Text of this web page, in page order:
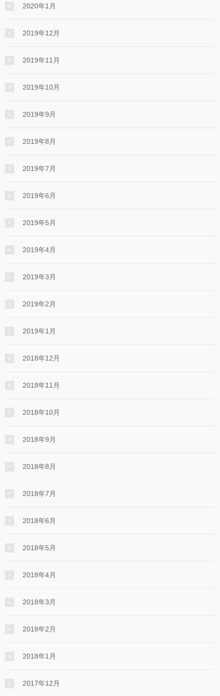
2020年1月
2019年12月
2019年11月
2019年10月
2019年9月
2019年8月
2019年7月
2019年6月
2019年5月
2019年4月
2019年3月
2019年2月
2019年1月
2018年12月
2018年11月
2018年10月
2018年9月
2018年8月
2018年7月
2018年6月
2018年5月
2018年4月
2018年3月
2018年2月
2018年1月
2017年12月